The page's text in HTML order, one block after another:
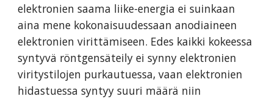
elektronien saama liike-energia ei suinkaan
aina mene kokonaisuudessaan anodiaineen
elektronien virittämiseen. Edes kaikki kokeessa
syntyvä röntgensäteily ei synny elektronien
viritystilojen purkautuessa, vaan elektronien
hidastuessa syntyy suuri määrä niin